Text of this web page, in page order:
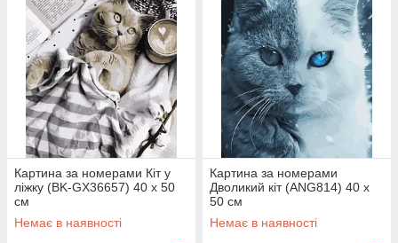
Картина за номерами Кіт у
ліжку (BK-GX36657) 40 х 50
см
Немає в наявності
Картина за номерами
Дволикий кіт (ANG814) 40 х
50 см
Немає в наявності